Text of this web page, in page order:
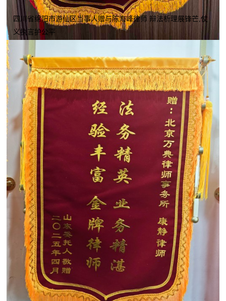
四川省绵阳市游仙区当事人赠与陈海峰律师 辩法析理展锋芒,仗
义执言护公平